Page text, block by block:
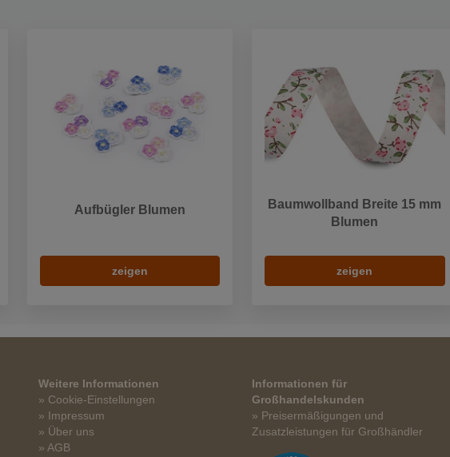
Aufbügler Blumen
zeigen
Baumwollband Breite 15 mm
Blumen
zeigen
Weitere Informationen
» Cookie-Einstellungen
» Impressum
» Über uns
» AGB
Informationen für
Großhandelskunden
» Preisermäßigungen und
Zusatzleistungen für Großhändler